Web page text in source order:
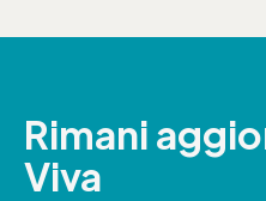
Rimani
Viva